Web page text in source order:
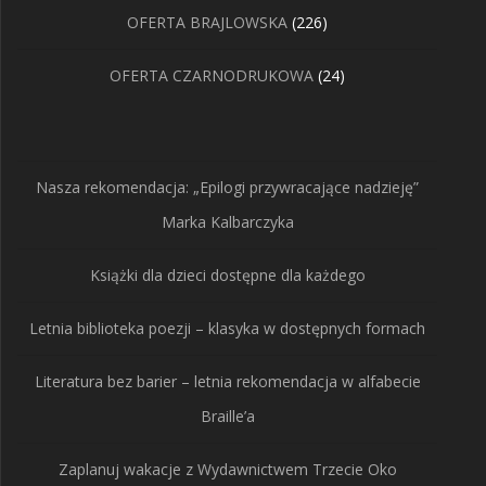
OFERTA BRAJLOWSKA 226226
OFERTA CZARNODRUKOWA 2424
Nasza rekomendacja: „Epilogi przywracające nadzieję”
Marka Kalbarczyka
Książki dla dzieci dostępne dla każdego
Letnia biblioteka poezji – klasyka w dostępnych formach
Literatura bez barier – letnia rekomendacja w alfabecie
Braille’a
Zaplanuj wakacje z Wydawnictwem Trzecie Oko